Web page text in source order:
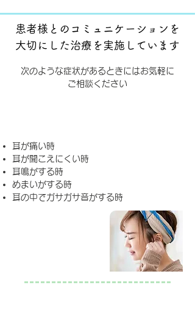
患者様とのコミュニケーションを
大切にした治療を実施しています
次のような症状があるときにはお気軽に
ご相談ください
耳が痛い時
耳が聞こえにくい時
耳鳴がする時
めまいがする時
耳の中でガサガサ音がする時